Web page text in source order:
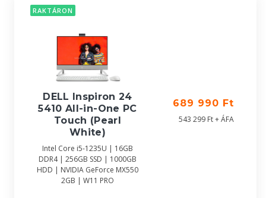
RAKTÁRON
DELL Inspiron 24
5410 All-in-One PC
Touch (Pearl
White)
Intel Core i5-1235U | 16GB
DDR4 | 256GB SSD | 1000GB
HDD | NVIDIA GeForce MX550
2GB | W11 PRO
689 990 Ft
543 299 Ft + ÁFA